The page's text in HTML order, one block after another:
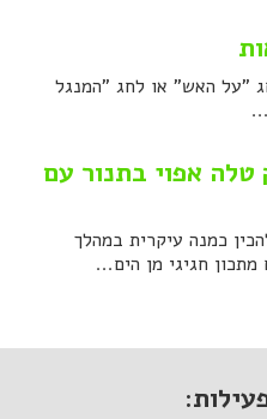
"על האש" או לחג "המנגל
אפוי בתנור עם
כמנה עיקרית במהלך
חגיגי מן הים...